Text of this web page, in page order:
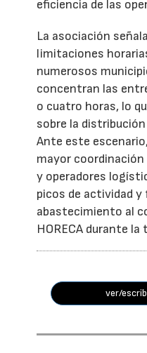
eficiencia de las
La asociación
limitaciones
numerosos
concentran las
o cuatro horas, lo
sobre la distribución
Ante este
mayor
y operadores
picos de actividad
abastecimiento al
HORECA durante
ver/